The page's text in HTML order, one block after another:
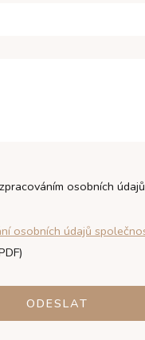
osobních
osobních údajů